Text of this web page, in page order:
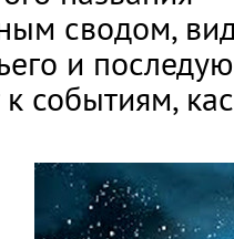
сводом,
и
к событиям,